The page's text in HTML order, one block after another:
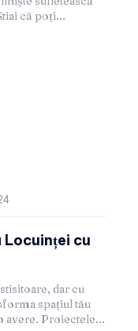
că poți...
Locuinței cu
dar cu
spațiul tău
Proiectele...